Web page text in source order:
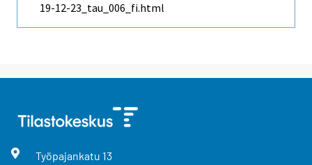
19-12-23_tau_006_fi.html
Työpajankatu 13